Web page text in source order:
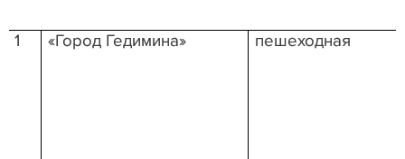
1 «Город Гедимина» пешеходная